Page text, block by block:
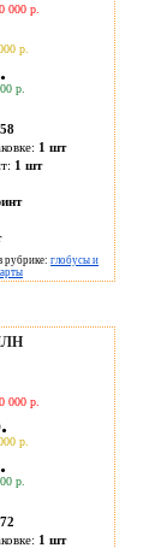
000 р.
р.
р.
1 шт
1 шт
рубрике: глобусы и
000 р.
р.
р.
1 шт